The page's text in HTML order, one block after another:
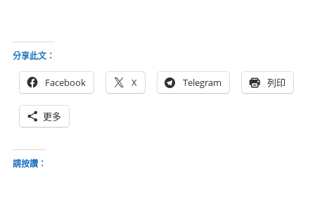
分享此文：
Facebook X Telegram 列印
更多
請按讚：